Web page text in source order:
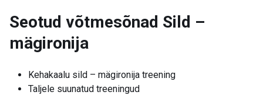
Seotud võtmesõnad Sild –
mägironija
Kehakaalu sild – mägironija treening
Taljele suunatud treeningud